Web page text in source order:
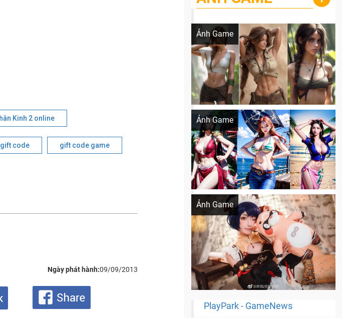
Kinh 2 online
gift code gift code game
Ngày phát hành:09/09/2013
Ảnh Game
Lala Croft vừa nóng vừa xinh dưới nét vẽ
Ảnh Game
Khi AI Cosplay gái đẹp One Piece
Ảnh Game
Cosplay Xiangling siêu cute
PlayPark - GameNews